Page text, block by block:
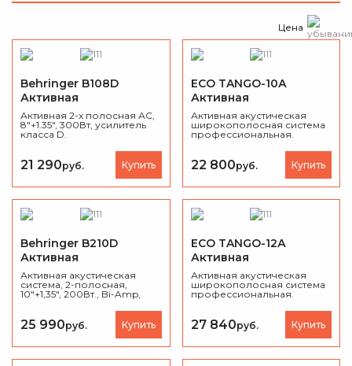
Цена
Behringer B108D
Активная
акустическая система
Активная 2-х полосная АС,
8"+1.35", 300Вт, усилитель
класса D.
21 290руб. Купить
ECO TANGO-10А
Активная
акустическая система
Активная акустическая
широкополосная система
профессиональная.
Раздельное усиление НЧ и
ВЧ (Biаmp). Мощность
(RMS) 200 Вт.
Максимальное звуковое
давление 122 Дб.
Диаграмма
направленности 80х60
градусов. Цвет черный.
22 800руб. Купить
Behringer B210D
Активная
акустическая система
Активная акустическая
система, 2-полосная,
10"+1,35", 200Вт., Bi-Amp,
25 990руб. Купить
ECO TANGO-12А
Активная
акустическая система
Активная акустическая
широкополосная система
профессиональная.
1.34". Раздельное усиление
НЧ и ВЧ (Biаmp). Мощность
(RMS) 250 Вт.
Максимальное звуковое
давление 125 Дб. Диаграмма
направленности 80х60
27 840руб. Купить